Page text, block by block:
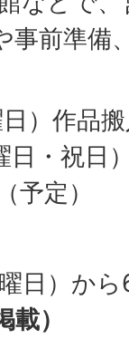
事前準備
）作品
日・祝日
予定）
日）か
）